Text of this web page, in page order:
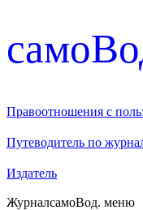
Правоотношения с
Путеводитель по
Издатель
ЖурналсамоВод. меню